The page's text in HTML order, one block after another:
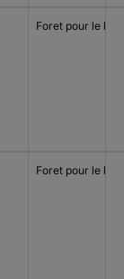
Foret pour le bois
Foret pour le bois